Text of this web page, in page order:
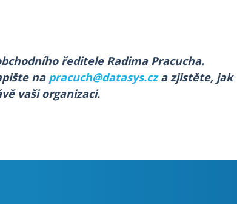
ředitele Radima Pracucha.
na pracuch@datasys.cza zjistěte, jak
vaši organizaci.